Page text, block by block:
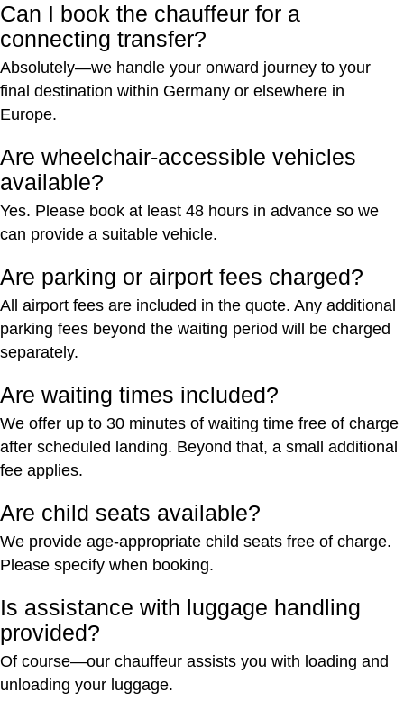
Can I book the chauffeur for a
connecting transfer?
Absolutely—we handle your onward journey to your
final destination within Germany or elsewhere in
Europe.
Are wheelchair-accessible vehicles
available?
Yes. Please book at least 48 hours in advance so we
can provide a suitable vehicle.
Are parking or airport fees charged?
All airport fees are included in the quote. Any additional
parking fees beyond the waiting period will be charged
separately.
Are waiting times included?
We offer up to 30 minutes of waiting time free of charge
after scheduled landing. Beyond that, a small additional
fee applies.
Are child seats available?
We provide age-appropriate child seats free of charge.
Please specify when booking.
Is assistance with luggage handling
provided?
Of course—our chauffeur assists you with loading and
unloading your luggage.